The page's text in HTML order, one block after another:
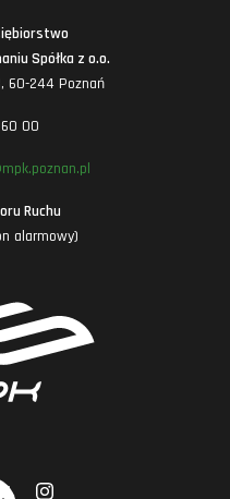
Spółka z o.o.
60-244 Poznań
00
Ruchu
alarmowy)